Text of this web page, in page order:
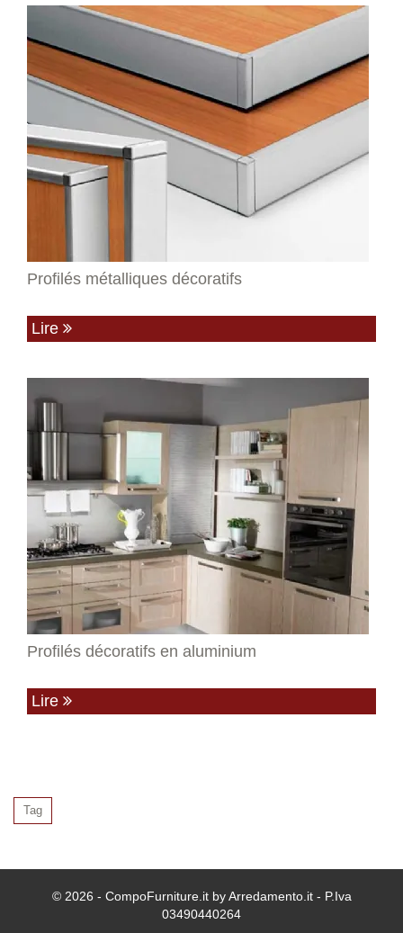
Profilés métalliques décoratifs
Lire
Profilés décoratifs en aluminium
Lire
Tag
© 2026 - CompoFurniture.it by Arredamento.it - P.Iva
03490440264